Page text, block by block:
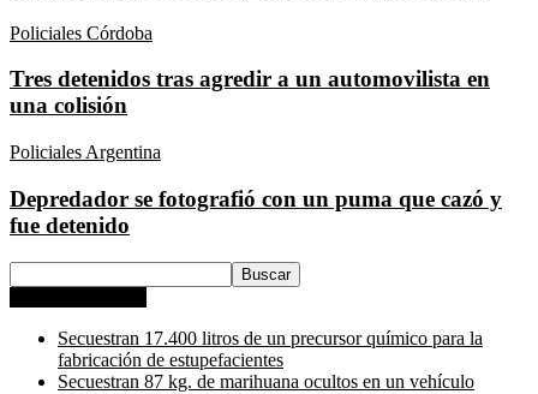
Policiales Córdoba
Tres detenidos tras agredir a un automovilista en
una colisión
Policiales Argentina
Depredador se fotografió con un puma que cazó y
fue detenido
Secuestran 17.400 litros de un precursor químico para la
fabricación de estupefacientes
Secuestran 87 kg. de marihuana ocultos en un vehículo